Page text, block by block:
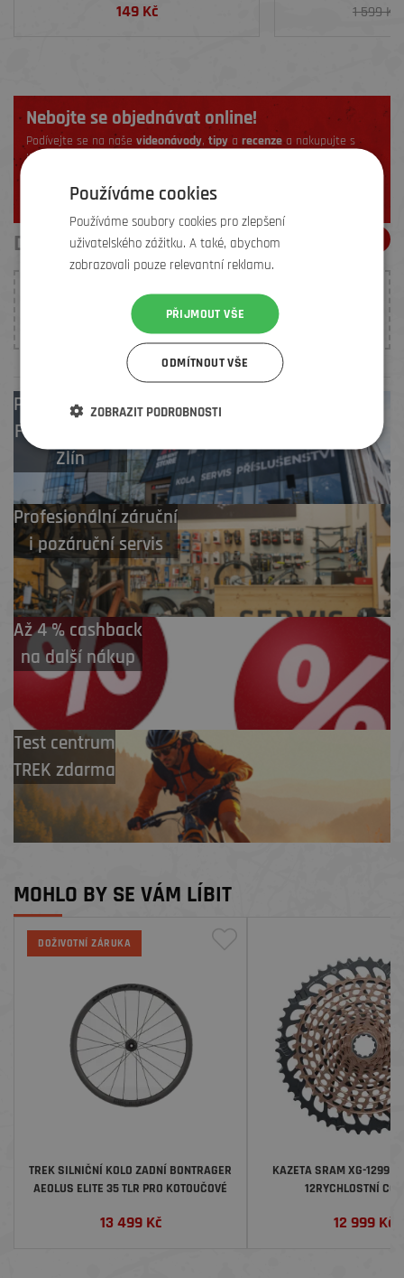
149 Kč 1 599 Kč
Nebojte se objednávat online!
Podívejte se na naše videonávody,tipy a recenzea nakupujte s
jistotou.
ZJISTIT VÍCE
DOPORUČENÍ ELEMENŤÁKŮ
K tomuto produktu nebylo prozatím vloženo žádné
hodnocení. Buďte první, kdopřidá doporučení
Prodejny Brno,
Frýdek-Místek
Zlín
Profesionální záruční
i pozáruční servis
Až 4 % cashback
na další nákup
Test centrum
TREK zdarma
MOHLO BY SE VÁM LÍBIT
DOŽIVOTNÍ ZÁRUKA
TREK SILNIČNÍ KOLO ZADNÍ BONTRAGER
AEOLUS ELITE 35 TLR PRO KOTOUČOVÉ
13 499Kč
KAZETA SRAM XG-1299
12RYCHLOSTNÍ
12 999 Kč
Používáme cookies
Používáme soubory cookies pro zlepšení
uživatelského zážitku. A také, abychom
zobrazovali pouze relevantní reklamu.
PŘIJMOUT VŠE
ODMÍTNOUT VŠE
ZOBRAZIT PODROBNOSTI